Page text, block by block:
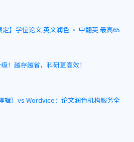
】学位论文 英文润色 · 中翻英 最高65
！越存越省，科研更高效！
辑）vs Wordvice：论文润色机构服务全